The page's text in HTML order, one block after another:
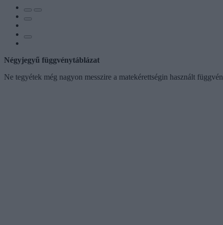
Négyjegyű függvénytáblázat
Ne tegyétek még nagyon messzire a matekérettségin használt